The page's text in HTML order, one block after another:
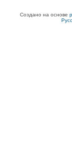
Создано на основе